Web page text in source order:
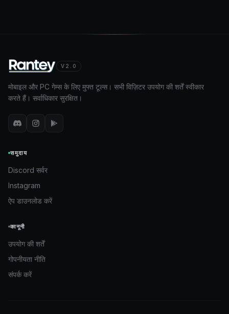
V2.0
मोबाइल और PC गेम्स के लिए मुफ्त टूल्स। सभी विज़िटर उपयोग की शर्तें स्वीकार
करते हैं। सर्वाधिकार सुरक्षित।
समुदाय
Discord सर्वर
Instagram
ऐप डाउनलोड करें
कानूनी
उपयोग की शर्तें
गोपनीयता नीति
संपर्क करें